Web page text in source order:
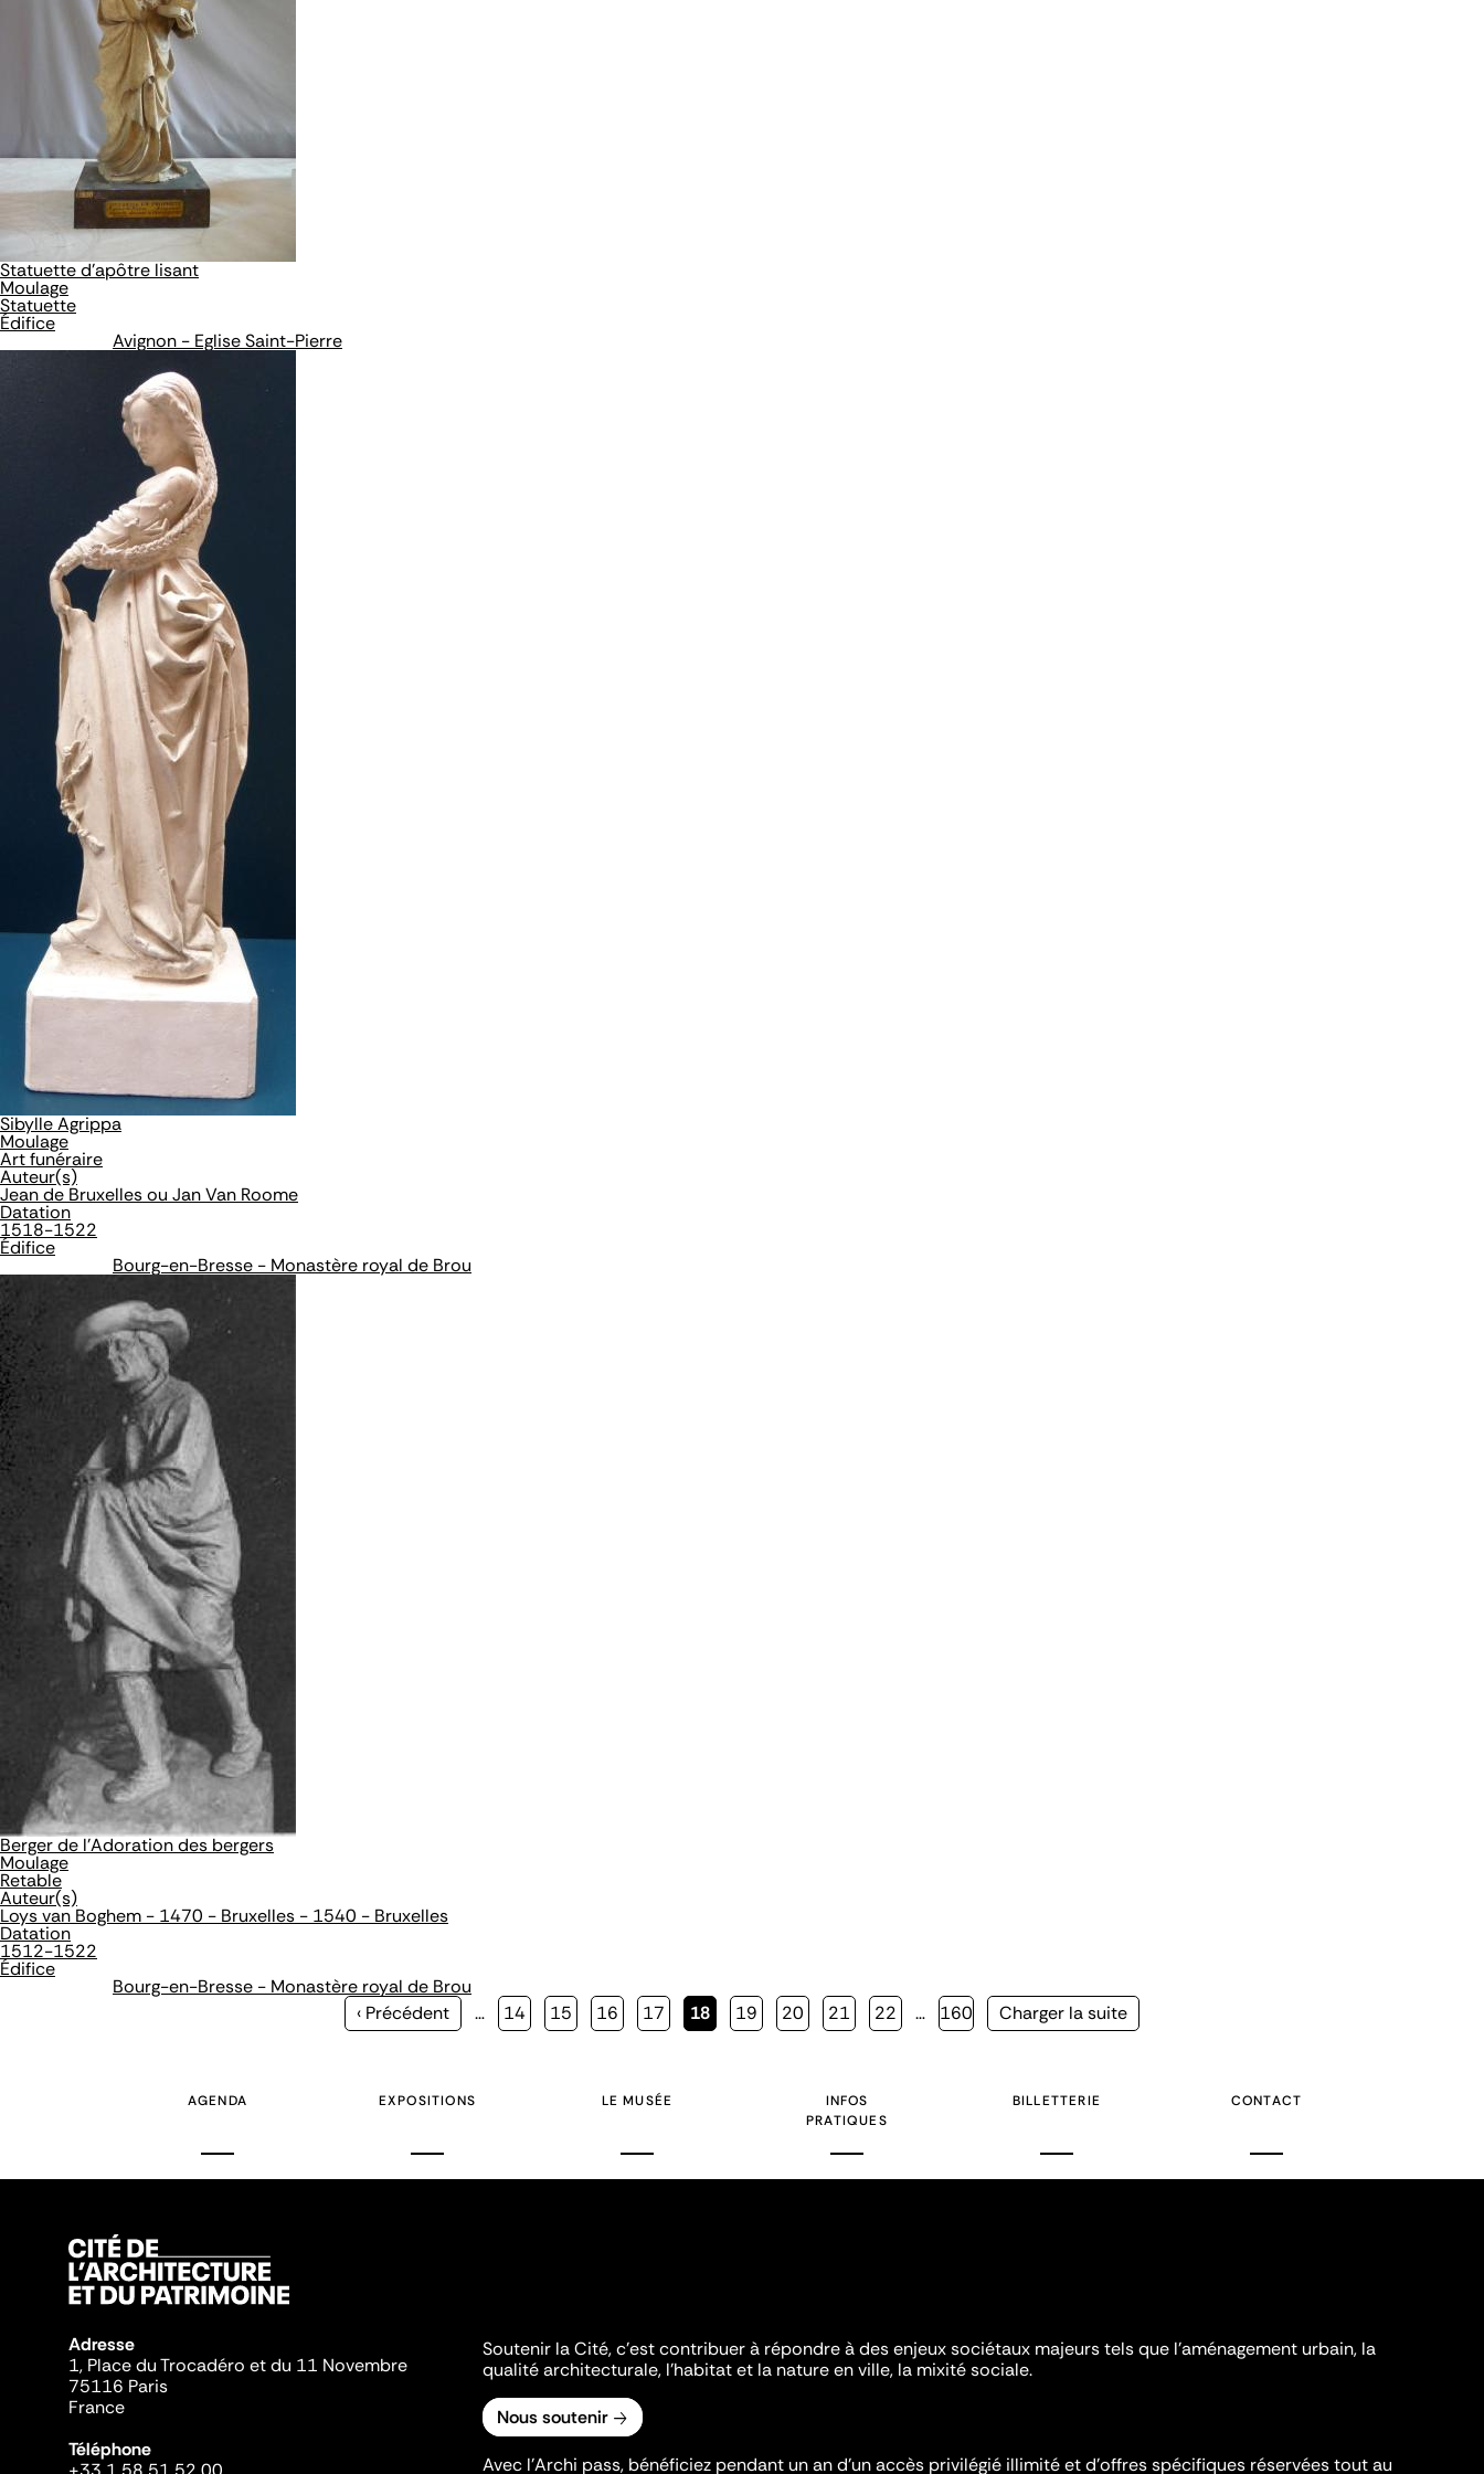
Statuette d'apôtre lisant
Moulage
Statuette
Édifice
Avignon - Eglise Saint-Pierre
Sibylle Agrippa
Moulage
Art funéraire
Auteur(s)
Jean de Bruxelles ou Jan Van Roome
Datation
1518-1522
Édifice
Bourg-en-Bresse - Monastère royal de Brou
Berger de l'Adoration des bergers
Moulage
Retable
Auteur(s)
Loys van Boghem - 1470 - Bruxelles - 1540 - Bruxelles
Datation
1512-1522
Édifice
Bourg-en-Bresse - Monastère royal de Brou
Page
‹ Précédent … Page
14 Page
15 Page
16 Page
17
Page
18 Page
19 Page
20 Page
21 Page
22 … Page
160
Page
Charger la suite
AGENDA EXPOSITIONS LE MUSÉE
INFOS
PRATIQUES
BILLETTERIE CONTACT
Adresse
1, Place du Trocadéro et du 11 Novembre
75116 Paris
France
Téléphone
Soutenir la Cité, c'est contribuer à répondre à des enjeux sociétaux majeurs tels que l'aménagement urbain, la
qualité architecturale, l'habitat et la nature en ville, la mixité sociale.
Nous soutenir
Avec l’Archi pass, bénéficiez pendant un an d’un accès privilégié illimité et d’offres spécifiques réservées tout au